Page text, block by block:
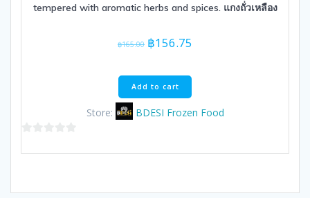
tempered with aromatic herbs and spices. แกงถั่วเหลือง
฿165.00 Original
฿165.00.
฿156.75
Add to cart
Store: BDESI Frozen Food